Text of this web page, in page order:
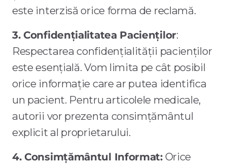
este interzisă orice forma de reclamă.
3. Confidențialitatea Pacienților:
Respectarea confidențialității pacienților
este esențială. Vom limita pe cât posibil
orice informație care ar putea identifica
un pacient. Pentru articolele medicale,
autorii vor prezenta consimțământul
explicit al proprietarului.
4. Consimțământul Informat:Orice